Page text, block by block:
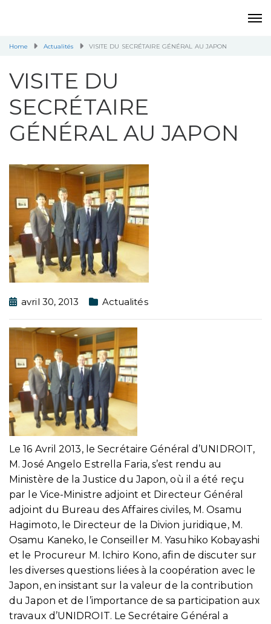
Home Actualités VISITE DU SECRÉTAIRE GÉNÉRAL AU JAPON
VISITE DU
SECRÉTAIRE
GÉNÉRAL AU JAPON
avril 30, 2013 Actualités
Le 16 Avril 2013, le Secrétaire Général d’UNIDROIT,
M. José Angelo Estrella Faria, s’est rendu au
Ministère de la Justice du Japon, où il a été reçu
par le Vice-Ministre adjoint et Directeur Général
adjoint du Bureau des Affaires civiles, M. Osamu
Hagimoto, le Directeur de la Divion juridique, M.
Osamu Kaneko, le Conseiller M. Yasuhiko Kobayashi
et le Procureur M. Ichiro Kono, afin de discuter sur
les diverses questions liées à la coopération avec le
Japon, en insistant sur la valeur de la contribution
du Japon et de l’importance de sa participation aux
travaux d’UNIDROIT. Le Secrétaire Général a